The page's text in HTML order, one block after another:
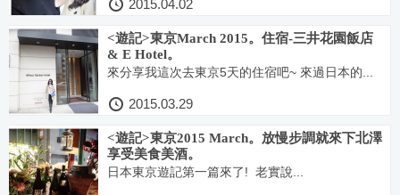
2015.04.02
<遊記>東京March 2015。住宿-三井花園飯店
& E Hotel。
來分享我這次去東京5天的住宿吧~ 來過日本的...
2015.03.29
<遊記>東京2015 March。放慢步調就來下北澤
享受美食美酒。
日本東京遊記第一篇來了! 老實說...